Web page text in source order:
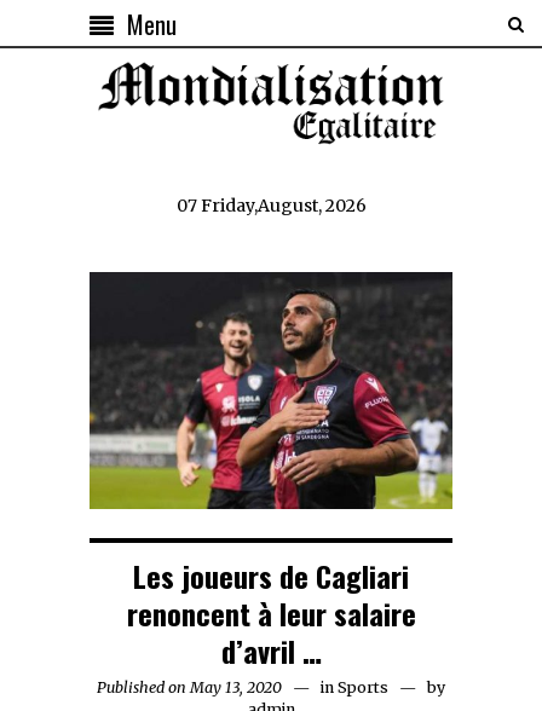
Menu
07 Friday,August, 2026
Les joueurs de Cagliari
renoncent à leur salaire
d’avril …
Published on May 13, 2020 May in Sports
by